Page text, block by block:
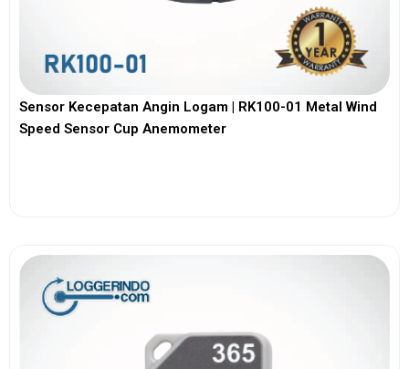
Sensor Kecepatan Angin Logam | RK100-01 Metal Wind
Speed Sensor Cup Anemometer